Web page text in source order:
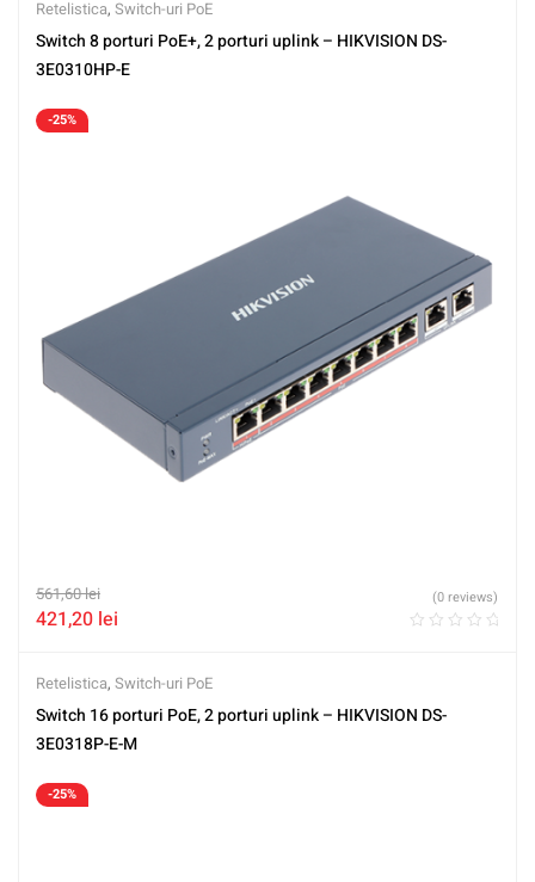
Retelistica, Switch-uri PoE
Switch 8 porturi PoE+, 2 porturi uplink – HIKVISION DS-
3E0310HP-E
-25%
561,60lei
421,20 lei
(0 reviews)
Retelistica, Switch-uri PoE
Switch 16 porturi PoE, 2 porturi uplink – HIKVISION DS-
3E0318P-E-M
-25%